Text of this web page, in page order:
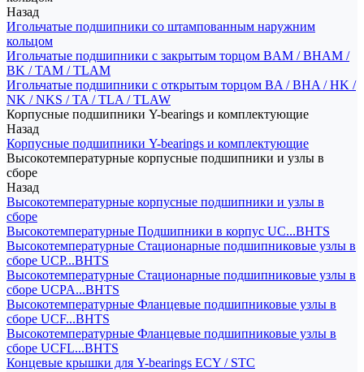
Назад
Игольчатые подшипники со штампованным наружним
кольцом
Игольчатые подшипники с закрытым торцом BAM / BHAM /
BK / TAM / TLAM
Игольчатые подшипники с открытым торцом BA / BHA / HK /
NK / NKS / TA / TLA / TLAW
Корпусные подшипники Y-bearings и комплектующие
Назад
Корпусные подшипники Y-bearings и комплектующие
Высокотемпературные корпусные подшипники и узлы в
сборе
Назад
Высокотемпературные корпусные подшипники и узлы в
сборе
Высокотемпературные Подшипники в корпус UC...BHTS
Высокотемпературные Стационарные подшипниковые узлы в
сборе UCP...BHTS
Высокотемпературные Стационарные подшипниковые узлы в
сборе UCPA...BHTS
Высокотемпературные Фланцевые подшипниковые узлы в
сборе UCF...BHTS
Высокотемпературные Фланцевые подшипниковые узлы в
сборе UCFL...BHTS
Концевые крышки для Y-bearings ECY / STC